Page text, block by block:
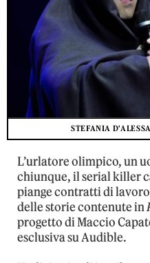
STEFANIA
L’urlatore olimpico, un
chiunque, il serial killer
piange contratti di
delle storie contenute in
progetto di Maccio
esclusiva su Audible.